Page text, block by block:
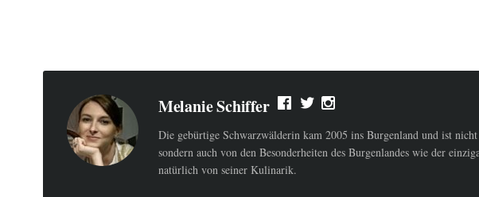
Melanie Schiffer
Die gebürtige Schwarzwälderin kam 2005 ins Burgenland und ist
sondern auch von den Besonderheiten des Burgenlandes wie der
natürlich von seiner Kulinarik.